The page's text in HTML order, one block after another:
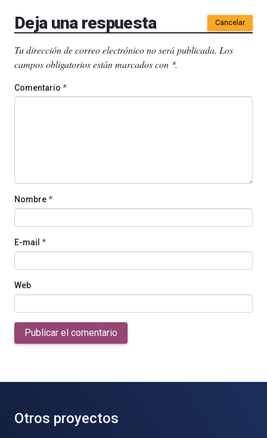
Deja una respuesta Cancelar
Tu dirección de correo electrónico no será publicada. Los
campos obligatorios están marcados con *.
Comentario *
Nombre*
E-mail *
Web
Publicar el comentario
Otros proyectos